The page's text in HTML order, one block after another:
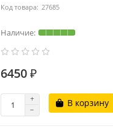
27685
6450 ₽
В корзину